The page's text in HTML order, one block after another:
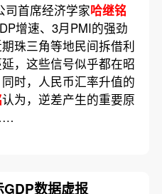
司首席经济学家哈继铭
增速、3月PMI的强劲
珠三角等地民间拆借利
，这些信号似乎都在昭
时，人民币汇率升值的
认为，逆差产生的重要原
数据虚报